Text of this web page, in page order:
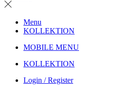
Menu
KOLLEKTION
MOBILE MENU
KOLLEKTION
Login / Register